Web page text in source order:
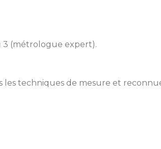
3 (métrologue expert).
techniques de mesure et